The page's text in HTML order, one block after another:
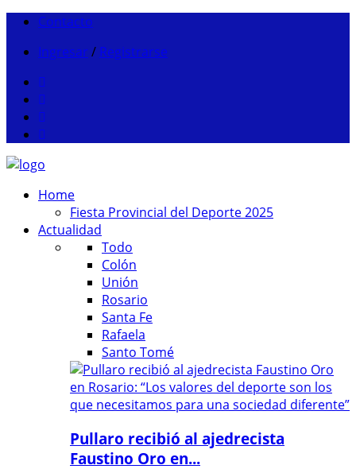
Contacto
Ingresar / Registrarse
Home
Fiesta Provincial del Deporte 2025
Actualidad
Todo
Colón
Unión
Rosario
Santa Fe
Rafaela
Santo Tomé
Pullaro recibió al ajedrecista
Faustino Oro en...